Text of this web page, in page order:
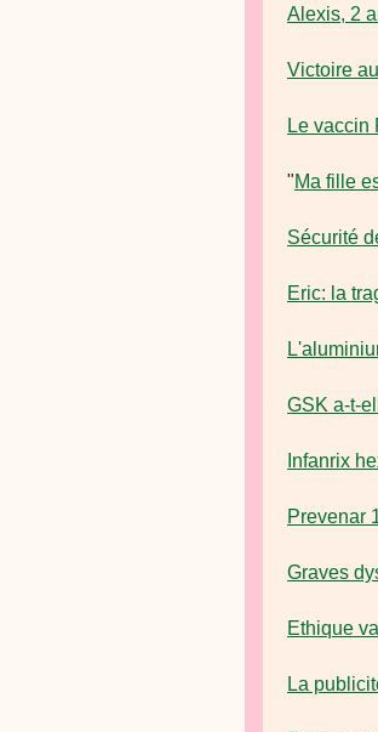
Alexis, 2
Victoire
Le vaccin
"Ma fille
Sécurité
Eric: la
GSK a-t-
Infanrix
Prevenar
Graves
Ethique
La